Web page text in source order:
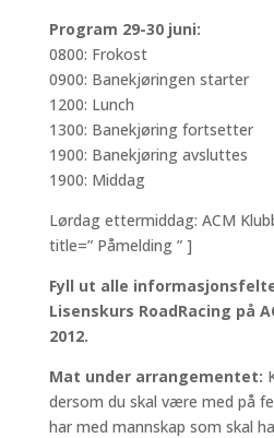
Program 29-30 juni:
0800: Frokost
0900: Banekjøringen starter
1200: Lunch
1300: Banekjøring fortsetter
1900: Banekjøring avsluttes
1900: Middag
Lørdag ettermiddag: ACM
title=” Påmelding ” ]
Fyll ut alle
Lisenskurs RoadRacing på
2012.
Mat under arrangementet:
dersom du skal være med på
har med mannskap som skal